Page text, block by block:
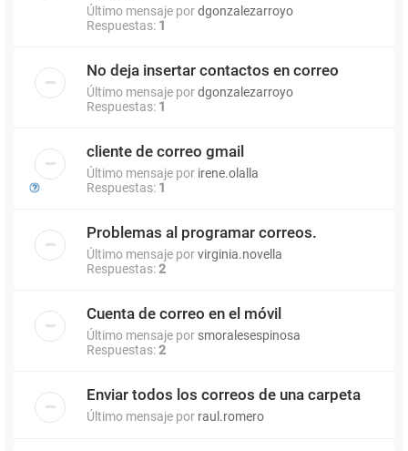
Último mensaje pordgonzalezarroyo
Respuestas: 1
No deja insertar contactos en correo
Último mensaje pordgonzalezarroyo
Respuestas: 1
cliente de correo gmail
Último mensaje por irene.olalla
Respuestas: 1
Problemas al programar correos.
Último mensaje porvirginia.novella
Respuestas:2
Cuenta de correo en el móvil
Último mensaje por smoralesespinosa
Respuestas:2
Enviar todos los correos de una carpeta
Último mensaje por raul.romero